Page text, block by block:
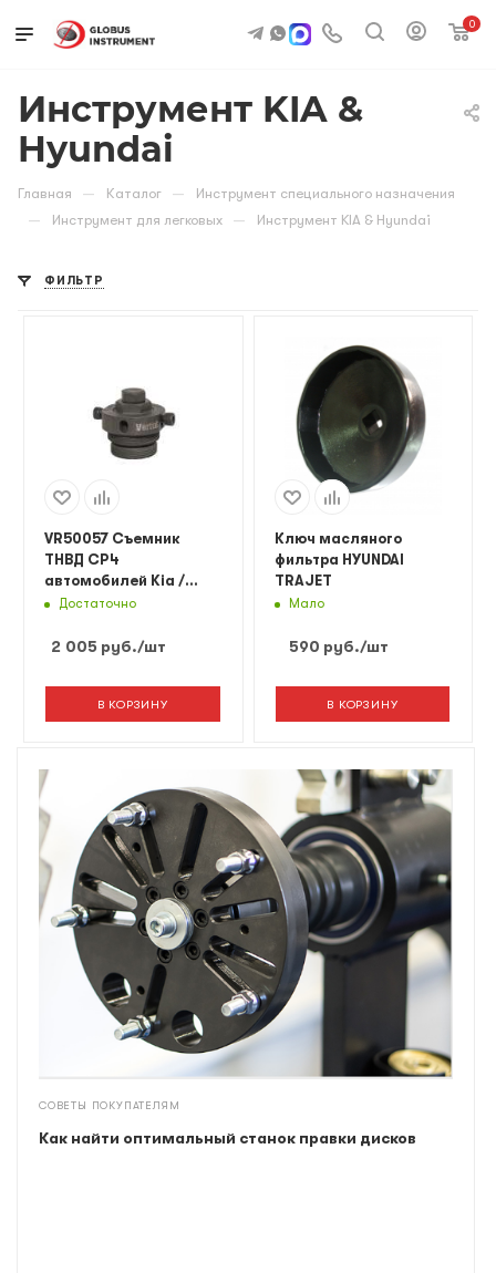
0
Инструмент KIA &
Hyundai
Главная — Каталог — Инструмент специального назначения
— Инструмент для легковых — Инструмент KIA & Hyundai
ФИЛЬТР
VR50057 Съемник
ТНВД СР4
автомобилей Kia /
Hyundai Vertul
Достаточно
2 005 руб./шт
В КОРЗИНУ
Ключ масляного
фильтра HYUNDAI
TRAJET
Мало
590 руб./шт
В КОРЗИНУ
СОВЕТЫ ПОКУПАТЕЛЯМ
Как найти оптимальный станок правки дисков